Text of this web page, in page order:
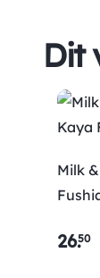
Dit
Milk
26.50